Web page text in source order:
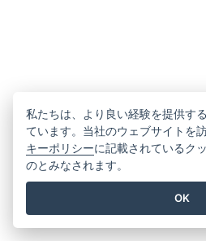
私たちは、より良い経験を提供す
ています。当社のウェブサイトを
キーポリシーに記載されているク
のとみなされます。
OK